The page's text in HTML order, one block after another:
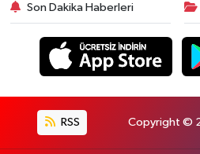
Son Dakika Haberleri
RSS Copyright ©